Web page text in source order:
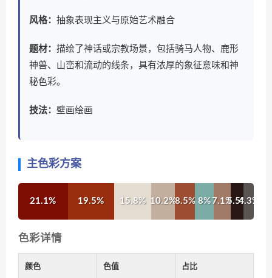
风格： 抽象表现主义与原始艺术融合
题材： 描绘了神话或宗教场景，包括骑马人物、鹿形
神兽、山峦和流动的线条，具有浓厚的象征意味和神
秘色彩。
技法： 壁画绘画
主色彩方案
21.1% 19.5% 15.8% 10.2%8.5% 8%7.1%5.5%4.3%
色彩详情
颜色 色值 占比